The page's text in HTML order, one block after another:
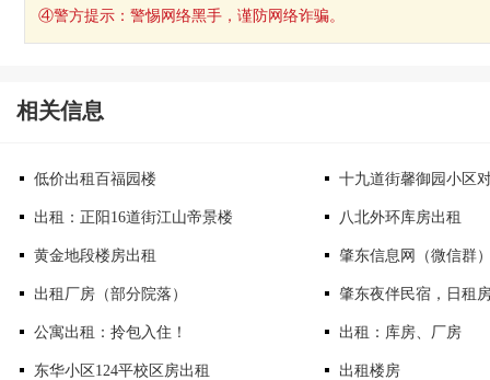
④警方提示：警惕网络黑手，谨防网络诈骗。
相关信息
低价出租百福园楼 十九道街馨御园小区
出租：正阳16道街江山帝景楼 八北外环库房出租
黄金地段楼房出租 肇东信息网（微信群
出租厂房（部分院落） 肇东夜伴民宿，日租
公寓出租：拎包入住！ 出租：库房、厂房
东华小区124平校区房出租 出租楼房